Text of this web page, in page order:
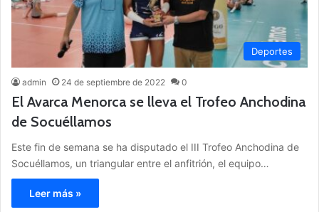
Deportes
admin 24 de septiembre de 2022 0
El Avarca Menorca se lleva el Trofeo Anchodina
de Socuéllamos
Este fin de semana se ha disputado el III Trofeo Anchodina de
Socuéllamos, un triangular entre el anfitrión, el equipo…
Leer más »